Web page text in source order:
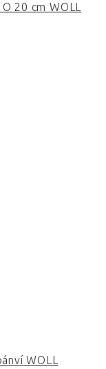
20 cm WOLL
WOLL